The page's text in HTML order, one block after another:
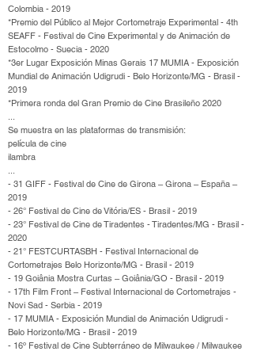
Colombia - 2019
*Premio del Público al Mejor Cortometraje Experimental - 4th
SEAFF - Festival de Cine Experimental y de Animación de
Estocolmo - Suecia - 2020
*3er Lugar Exposición Minas Gerais 17 MUMIA - Exposición
Mundial de Animación Udigrudi - Belo Horizonte/MG - Brasil -
2019
*Primera ronda del Gran Premio de Cine Brasileño 2020
...
Se muestra en las plataformas de transmisión:
película de cine
ilambra
...
- 31 GIFF - Festival de Cine de Girona – Girona – España –
2019
- 26° Festival de Cine de Vitória/ES - Brasil - 2019
- 23° Festival de Cine de Tiradentes - Tiradentes/MG - Brasil -
2020
- 21° FESTCURTASBH - Festival Internacional de
Cortometrajes Belo Horizonte/MG - Brasil - 2019
- 19 Goiânia Mostra Curtas – Goiânia/GO - Brasil - 2019
- 17th Film Front – Festival Internacional de Cortometrajes -
Novi Sad - Serbia - 2019
- 17 MUMIA - Exposición Mundial de Animación Udigrudi -
Belo Horizonte/MG - Brasil - 2019
- 16º Festival de Cine Subterráneo de Milwaukee / Milwaukee